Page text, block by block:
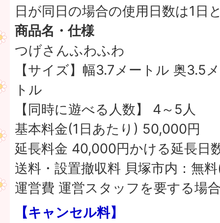
日が同日の場合の使用日数は1日
商品名・仕様
つげさんふわふわ
【サイズ】幅3.7メートル 奥3.5
トル
【同時に遊べる人数】 4～5人
基本料金(1日あたり) 50,000円
延長料金 40,000円かける延長日
送料・設置撤収料 貝塚市内：無
運営費 運営スタッフを要する場
【キャンセル料】